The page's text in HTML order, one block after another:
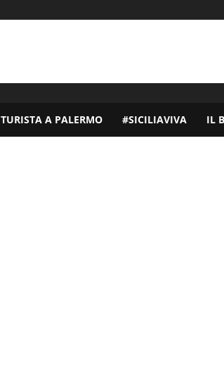
TURISTA A PALERMO #SICILIAVIVA IL